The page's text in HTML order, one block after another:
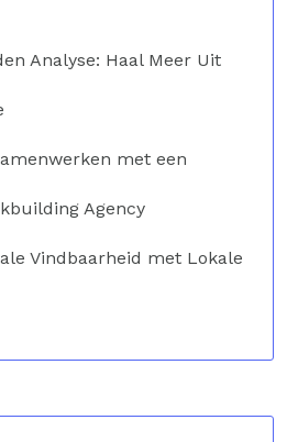
Analyse: Haal Meer Uit
met een
Agency
Vindbaarheid met Lokale